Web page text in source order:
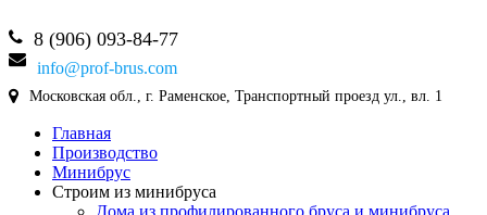
8 (906) 093-84-77
info@prof-brus.com
Московская обл., г. Раменское, Транспортный проезд ул., вл. 1
Главная
Производство
Минибрус
Строим из минибруса
Дома из профилированного бруса и минибруса